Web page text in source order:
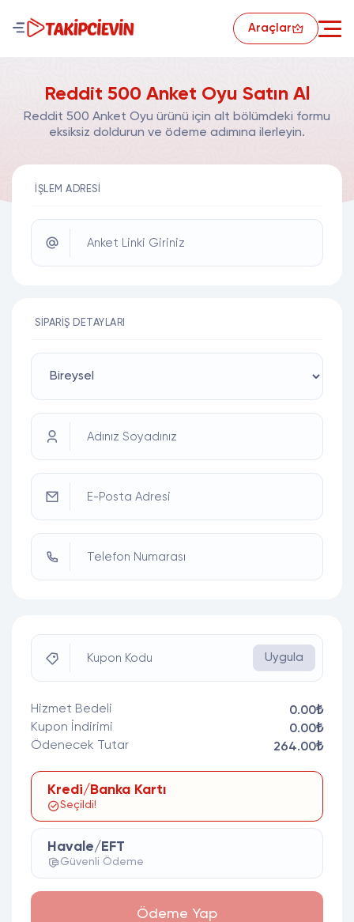
Araçlar
Reddit 500 Anket Oyu Satın Al
Reddit 500 Anket Oyu ürünü için alt bölümdeki formu
eksiksiz doldurun ve ödeme adımına ilerleyin.
İŞLEM ADRESI
Anket Linki Giriniz
SIPARIŞ DETAYLARI
Adınız Soyadınız
E-Posta Adresi
Telefon Numarası
Kupon Kodu Uygula
Hizmet Bedeli
0.00₺
Kupon İndirimi
0.00₺
Ödenecek Tutar
264.00₺
Kredi/Banka Kartı
Seçildi!
Havale/EFT
Güvenli Ödeme
Ödeme Yap